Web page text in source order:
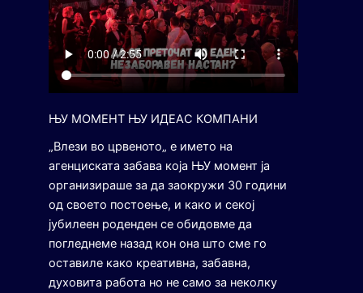
ЊУ МОМЕНТ ЊУ ИДЕАС КОМПАНИ
„Влези во црвеното„ е името на
агенциската забава која ЊУ момент ја
организираше за да заокружи 30 години
од своето постоење, и како и секој
јубилеен роденден се обидовме да
погледнеме назад кон она што сме го
оставиле како креативна, забавна,
духовита работа но не само за неколку